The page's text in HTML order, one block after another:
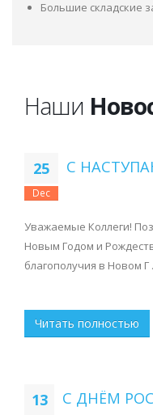
Большие складские
Наши
25
Dec
С
Уважаемые Коллеги!
Новым Годом и
благополучия в Новом Г
Читать полностью
13 С ДНЁМ